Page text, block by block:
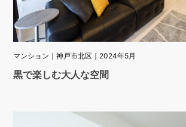
マンション｜神戸市北区｜2024年5月
黒で楽しむ大人な空間